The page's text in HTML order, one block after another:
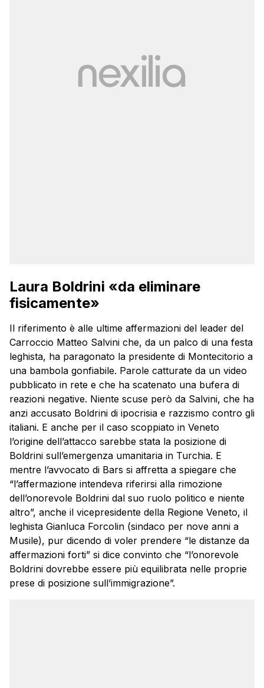
Laura Boldrini «da eliminare
fisicamente»
Il riferimento è alle ultime affermazioni del leader del
Carroccio Matteo Salvini che, da un palco di una festa
leghista, ha paragonato la presidente di Montecitorio a
una bambola gonfiabile. Parole catturate da un video
pubblicato in rete e che ha scatenato una bufera di
reazioni negative. Niente scuse però da Salvini, che ha
anzi accusato Boldrini di ipocrisia e razzismo contro gli
italiani. E anche per il caso scoppiato in Veneto
l’origine dell’attacco sarebbe stata la posizione di
Boldrini sull’emergenza umanitaria in Turchia. E
mentre l’avvocato di Bars si affretta a spiegare che
“l’affermazione intendeva riferirsi alla rimozione
dell’onorevole Boldrini dal suo ruolo politico e niente
altro”, anche il vicepresidente della Regione Veneto, il
leghista Gianluca Forcolin (sindaco per nove anni a
Musile), pur dicendo di voler prendere “le distanze da
affermazioni forti” si dice convinto che “l’onorevole
Boldrini dovrebbe essere più equilibrata nelle proprie
prese di posizione sull’immigrazione”.